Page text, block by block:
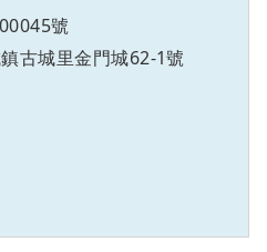
號
鎮古城里金門城62-1號